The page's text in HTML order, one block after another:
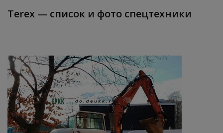
Terex — список и фото спецтехники